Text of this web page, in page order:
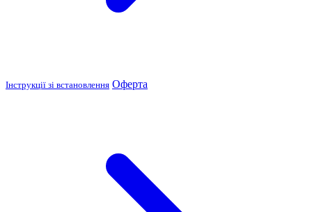
Інструкції зі встановлення Оферта